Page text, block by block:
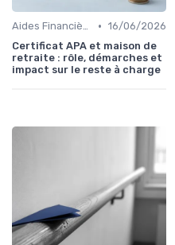
Aides Financières et Subventions • 16/06/2026
Certificat APA et maison de
retraite : rôle, démarches et
impact sur le reste à charge